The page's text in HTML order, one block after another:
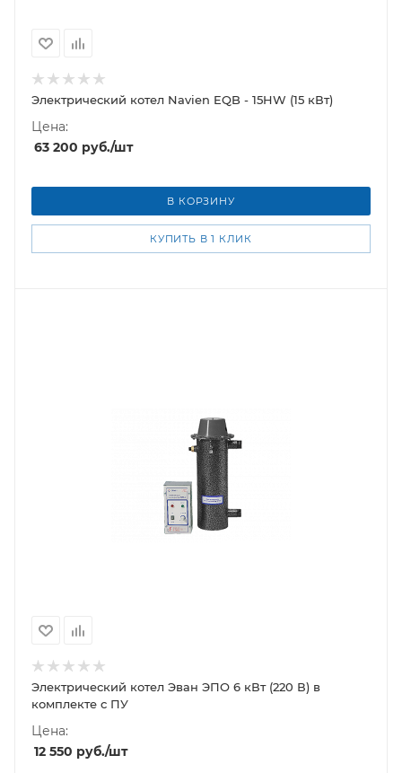
Электрический котел Navien EQB - 15HW (15 кВт)
Цена:
63 200 руб./шт
В КОРЗИНУ
КУПИТЬ В 1 КЛИК
Электрический котел Эван ЭПО 6 кВт (220 В) в
комплекте с ПУ
Цена:
12 550 руб./шт